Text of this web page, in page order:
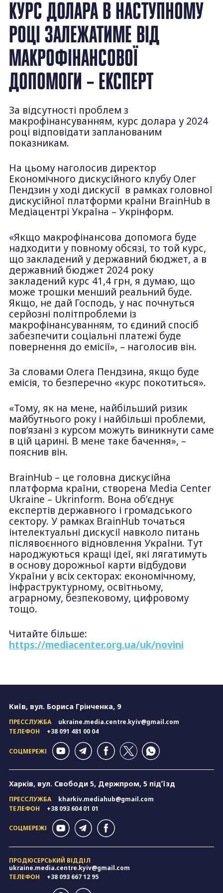
КУРС ДОЛАРА В НАСТУПНОМУ
РОЦІ ЗАЛЕЖАТИМЕ ВІД
МАКРОФІНАНСОВОЇ
ДОПОМОГИ – ЕКСПЕРТ
За відсутності проблем з
макрофінансуванням, курс долара у 2024
році відповідати запланованим
показникам.
На цьому наголосив директор
Економічного дискусійного клубу Олег
Пендзин у ході дискусії в рамках головної
дискусійної платформи країни BrainHub в
Медіацентрі Україна – Укрінформ.
«Якщо макрофінансова допомога буде
надходити у повному обсязі, то той курс,
що закладений у державний бюджет, а в
державний бюджет 2024 року
закладений курс 41,4 грн, я думаю, що
може трошки менший реальний буде.
Якщо, не дай Господь, у нас почнуться
серйозні політпроблеми із
макрофінансуванням, то єдиний спосіб
забезпечити соціальні платежі буде
повернення до емісії», – наголосив він.
За словами Олега Пендзина, якщо буде
емісія, то безперечно «курс покотиться».
«Тому, як на мене, найбільший ризик
майбутнього року і найбільші проблеми,
пов’язані з курсом можуть виникнути саме
в цій царині. В мене таке бачення», –
пояснив він.
BrainHub – це головна дискусійна
платформа країни, створена Media Center
Ukraine – Ukrinform. Вона об’єднує
експертів державного і громадського
сектору. У рамках BrainHub точаться
інтелектуальні дискусії навколо питань
післявоєнного відновлення України. Тут
народжуються кращі ідеї, які лягатимуть
в основу дорожньої карти відбудови
України у всіх секторах: економічному,
інфраструктурному, освітньому,
аграрному, безпековому, цифровому
тощо.
Читайте більше:
https://mediacenter.org.ua/uk/novini
Київ, вул. Бориса Грінченка, 9
ПРЕССЛУЖБА
ukraine.media.centre.kyiv@gmail.com
ТЕЛЕФОН
+38 091 481 00 04
СОЦМЕРЕЖІ
Харків, вул. Свободи 5, Держпром, 5 підʼїзд
ПРЕССЛУЖБА
kharkiv.mediahub@gmail.com
ТЕЛЕФОН
+38 093 604 01 01
СОЦМЕРЕЖІ
ПРОДЮСЕРСЬКИЙ ВІДДІЛ
ukraine.media.centre.kyiv@gmail.com
ТЕЛЕФОН
+38 093 667 12 95